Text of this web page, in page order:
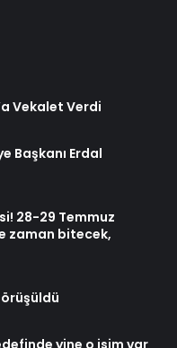
Vekalet Verdi
Başkanı Erdal
28-29 Temmuz
zaman bitecek,
yine o isim var